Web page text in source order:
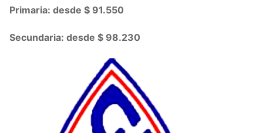
Primaria: desde $ 91.550
Secundaria: desde $ 98.230